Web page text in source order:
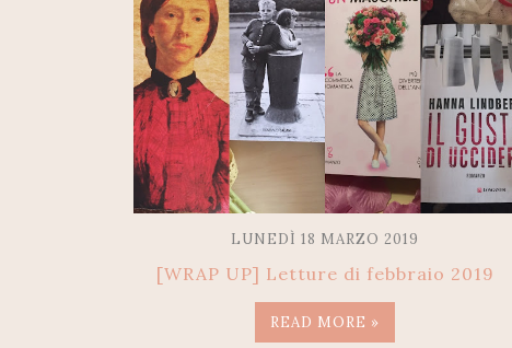
LUNEDÌ 18 MARZO 2019
[WRAP UP] Letture di febbraio 2019
READ MORE »